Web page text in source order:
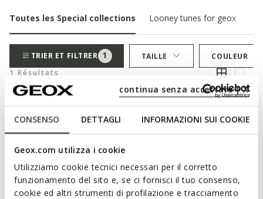
CONSENSO DETTAGLI INFORMAZIONI SUI COOKIE
Geox.com utilizza i cookie
Utilizziamo cookie tecnici necessari per il corretto
funzionamento del sito e, se ci fornisci il tuo consenso,
cookie ed altri strumenti di profilazione e tracciamento
continua senza accettare | X
Toutes les Special collections Looney tunes for geox
TRIER ET FILTRER 1 TAILLE
COULEUR
1 Résultats
-20 % DE PLUS